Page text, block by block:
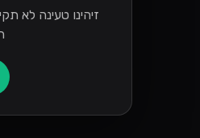
זיהינו טעינה לא